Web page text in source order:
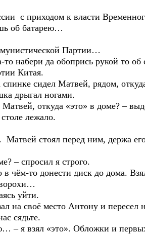
к власти Временного
об батарею…
Партии…
да обопрись рукой то об
Китая.
сидел Матвей, рядом,
дрыгал ногами.
откуда «это» в доме? –
лежало.
стоял перед ним, держа его
спросил я строго.
донести диск до дома. Взял,
уйти.
своё место Антону и пересел
сядьте.
взял «это». Обложки и первых